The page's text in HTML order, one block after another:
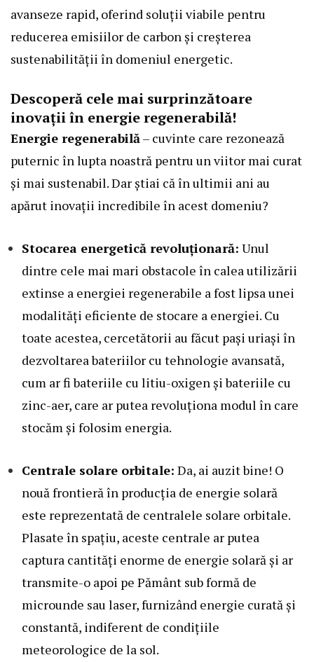
avanseze rapid, oferind soluții viabile pentru
reducerea emisiilor de carbon și creșterea
sustenabilității în domeniul energetic.
Descoperă cele mai surprinzătoare
inovații în energie regenerabilă!
Energie regenerabilă– cuvinte care rezonează
puternic în lupta noastră pentru un viitor mai curat
și mai sustenabil. Dar știai că în ultimii ani au
apărut inovații incredibile în acest domeniu?
Stocarea energetică revoluționară: Unul
dintre cele mai mari obstacole în calea utilizării
extinse a energiei regenerabile a fost lipsa unei
modalități eficiente de stocare a energiei. Cu
toate acestea, cercetătorii au făcut pași uriași în
dezvoltarea bateriilor cu tehnologie avansată,
cum ar fi bateriile cu litiu-oxigen și bateriile cu
zinc-aer, care ar putea revoluționa modul în care
stocăm și folosim energia.
Centrale solare orbitale: Da, ai auzit bine! O
nouă frontieră în producția de energie solară
este reprezentată de centralele solare orbitale.
Plasate în spațiu, aceste centrale ar putea
captura cantități enorme de energie solară și ar
transmite-o apoi pe Pământ sub formă de
microunde sau laser, furnizând energie curată și
constantă, indiferent de condițiile
meteorologice de la sol.